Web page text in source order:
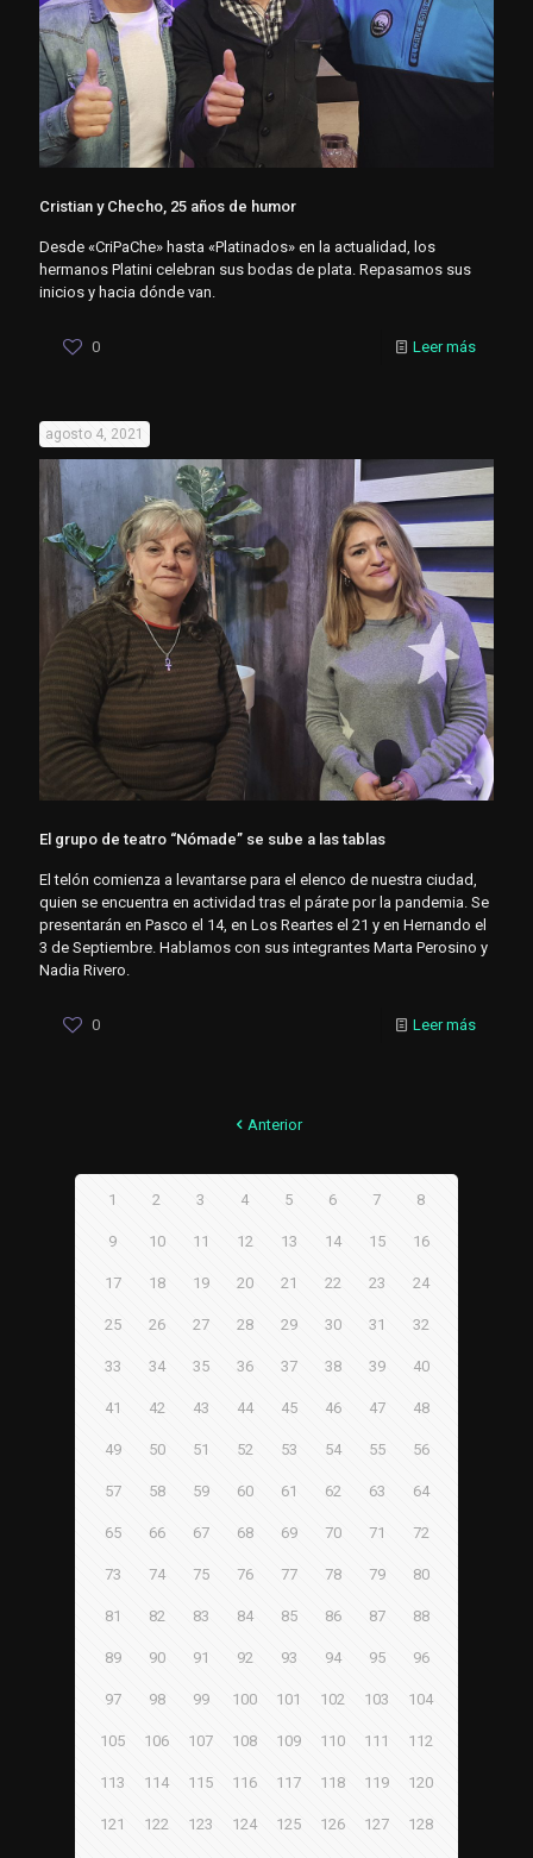
Cristian y Checho, 25 años de humor
Desde «CriPaChe» hasta «Platinados» en la actualidad, los
hermanos Platini celebran sus bodas de plata. Repasamos sus
inicios y hacia dónde van.
0 Leer más
agosto 4, 2021
El grupo de teatro “Nómade” se sube a las tablas
El telón comienza a levantarse para el elenco de nuestra ciudad,
quien se encuentra en actividad tras el párate por la pandemia. Se
presentarán en Pasco el 14, en Los Reartes el 21 y en Hernando el
3 de Septiembre. Hablamos con sus integrantes Marta Perosino y
Nadia Rivero.
0 Leer más
Anterior
1 2 3 4 5 6 7 8
9 10 11 12 13 14 15 16
17 18 19 20 21 22 23 24
25 26 27 28 29 30 31 32
33 34 35 36 37 38 39 40
41 42 43 44 45 46 47 48
49 50 51 52 53 54 55 56
57 58 59 60 61 62 63 64
65 66 67 68 69 70 71 72
73 74 75 76 77 78 79 80
81 82 83 84 85 86 87 88
89 90 91 92 93 94 95 96
97 98 99 100 101 102 103 104
105 106 107 108 109 110 111 112
113 114 115 116 117 118 119 120
121 122 123 124 125 126 127 128